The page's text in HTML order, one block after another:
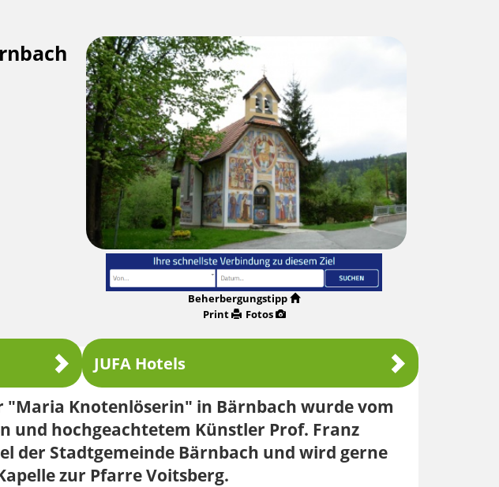
Beherbergungstipp
Print
Fotos
JUFA Hotels
"Maria Knotenlöserin" in Bärnbach wurde vom
und hochgeachtetem Künstler Prof. Franz
der Stadtgemeinde Bärnbach und wird gerne
zur Pfarre Voitsberg.